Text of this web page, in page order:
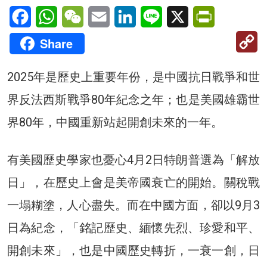
FacebookWhatsAppWeChatEmail LinkedInLine X
Share
2025年是歷史上重要年份，是中國抗日戰爭和世
界反法西斯戰爭80年紀念之年；也是美國雄霸世
界80年，中國重新站起開創未來的一年。
有美國歷史學家也憂心4月2日特朗普選為「解放
日」，在歷史上會是美帝國衰亡的開始。關稅戰
一塌糊塗，人心盡失。而在中國方面，卻以9月3
日為紀念，「銘記歷史、緬懷先烈、珍愛和平、
開創未來」，也是中國歷史轉折，一衰一創，日